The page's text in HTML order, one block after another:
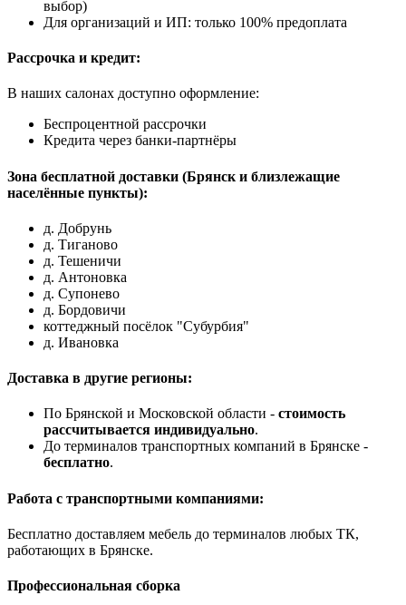
выбор)
Для организаций и ИП: только 100% предоплата
Рассрочка и кредит:
В наших салонах доступно оформление:
Беспроцентной рассрочки
Кредита через банки-партнёры
Зона бесплатной доставки (Брянск и близлежащие
населённые пункты):
д. Добрунь
д. Тиганово
д. Тешеничи
д. Антоновка
д. Супонево
д. Бордовичи
коттеджный посёлок "Субурбия"
д. Ивановка
Доставка в другие регионы:
По Брянской и Московской области - стоимость
рассчитывается индивидуально.
До терминалов транспортных компаний в Брянске -
бесплатно.
Работа с транспортными компаниями:
Бесплатно доставляем мебель до терминалов любых ТК,
работающих в Брянске.
Профессиональная сборка